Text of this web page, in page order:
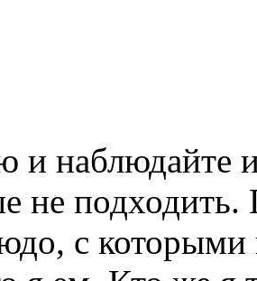
и наблюдайте
не
с